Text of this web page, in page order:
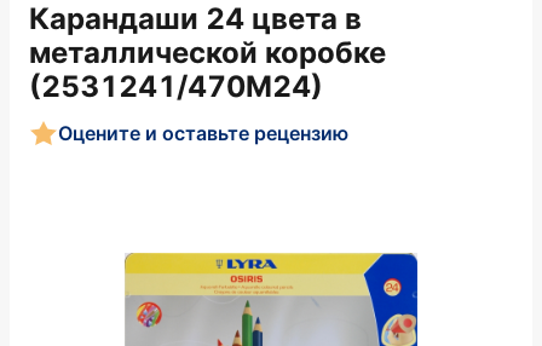
Карандаши 24 цвета в
металлической коробке
(2531241/470М24)
Оцените и оставьте рецензию